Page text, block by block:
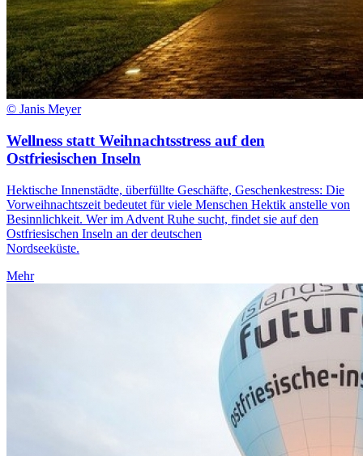
© Janis Meyer
Wellness statt Weihnachtsstress auf den
Ostfriesischen Inseln
Hektische Innenstädte, überfüllte Geschäfte, Geschenkestress: Die
Vorweihnachtszeit bedeutet für viele Menschen Hektik anstelle von
Besinnlichkeit. Wer im Advent Ruhe sucht, findet sie auf den
Ostfriesischen Inseln an der deutschen
Nordseeküste.
Mehr